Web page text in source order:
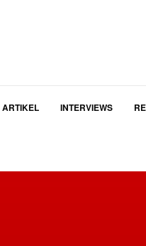
ARTIKEL INTERVIEWS